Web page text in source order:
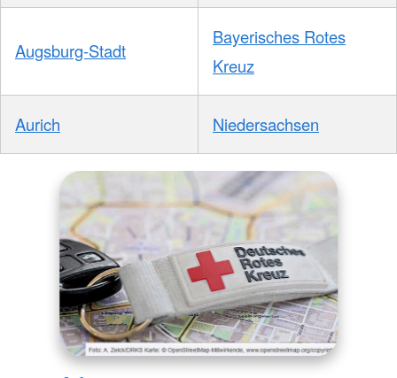
Augsburg-Stadt
Bayerisches Rotes
Kreuz
Aurich Niedersachsen